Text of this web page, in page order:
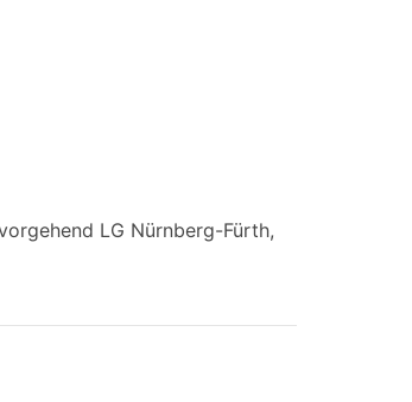
LG Nürnberg-Fürth,